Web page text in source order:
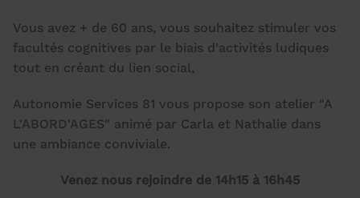
Vous avez + de 60 ans, vous souhaitez stimuler vos
facultés cognitives par le biais d'activités ludiques
tout en créant du lien social,
Autonomie Services 81 vous propose son atelier "A
L'ABORD'AGES" animé par Carla et Nathalie dans
une ambiance conviviale.
Venez nous rejoindre de 14h15 à 16h45